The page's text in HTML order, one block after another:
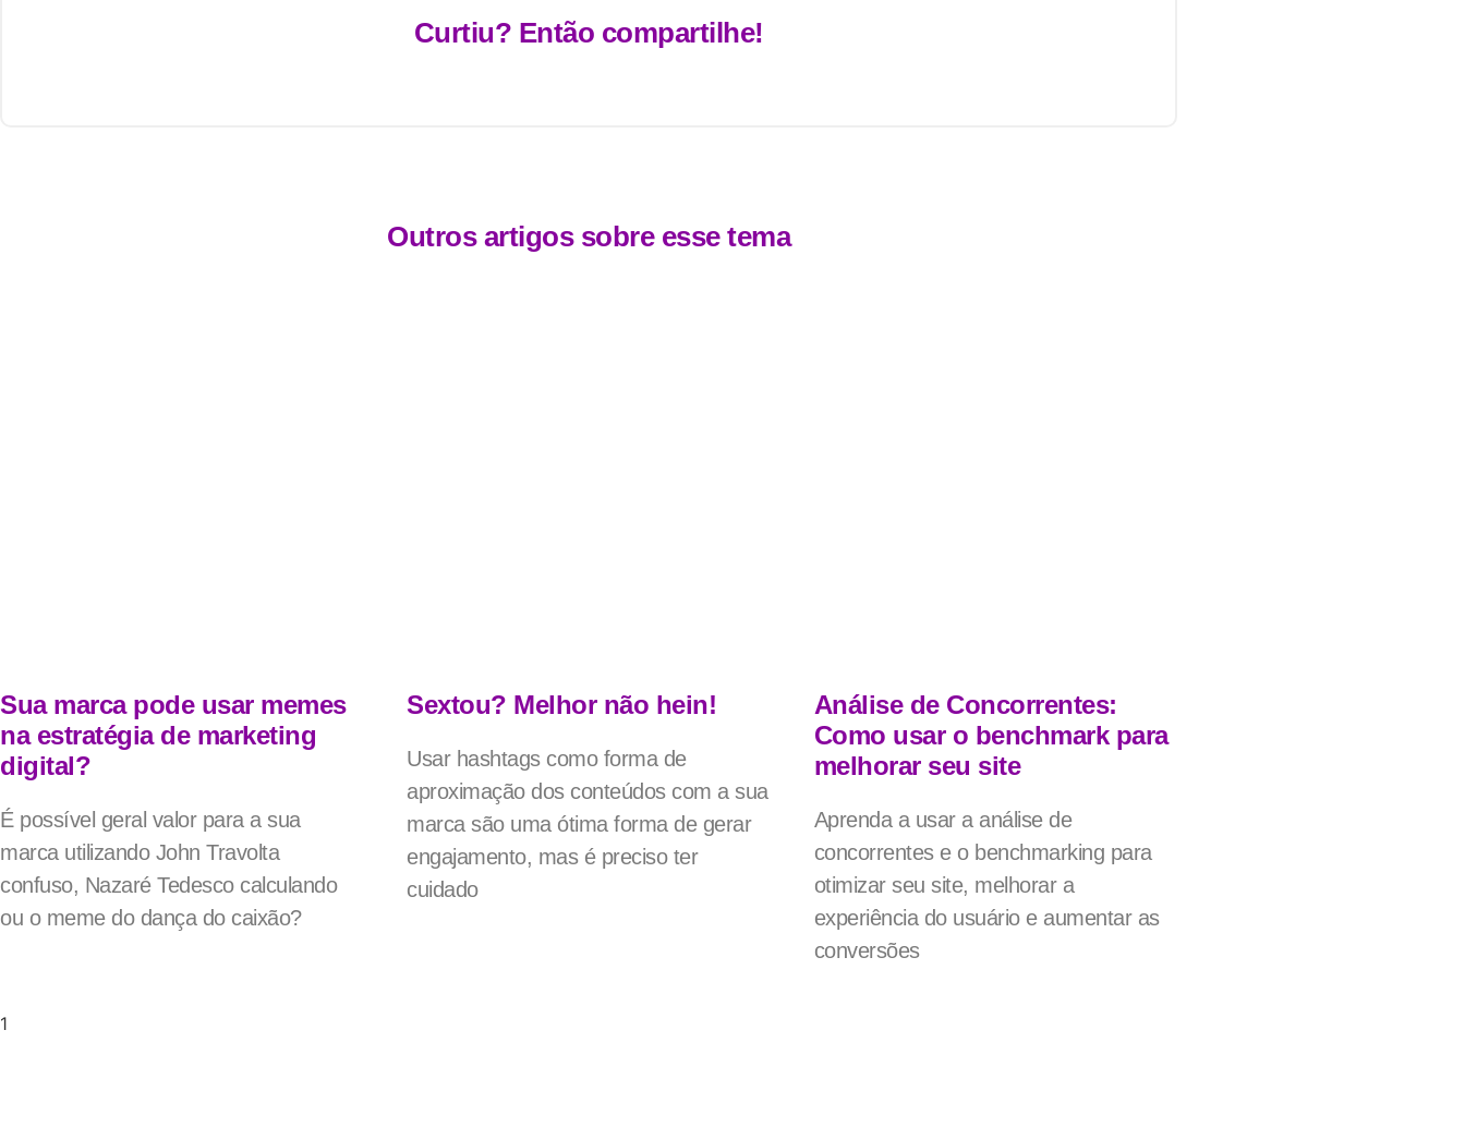
Curtiu? Então compartilhe!
Outros artigos sobre esse tema
Sua marca pode usar memes
na estratégia de marketing
digital?
É possível geral valor para a sua
marca utilizando John Travolta
confuso, Nazaré Tedesco calculando
ou o meme do dança do caixão?
Sextou? Melhor não hein!
Usar hashtags como forma de
aproximação dos conteúdos com a sua
marca são uma ótima forma de gerar
engajamento, mas é preciso ter
cuidado
Análise de Concorrentes:
Como usar o benchmark para
melhorar seu site
Aprenda a usar a análise de
concorrentes e o benchmarking para
otimizar seu site, melhorar a
experiência do usuário e aumentar as
conversões